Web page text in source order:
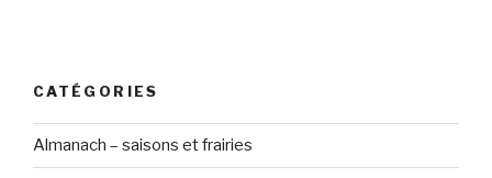
CATÉGORIES
Almanach – saisons et frairies